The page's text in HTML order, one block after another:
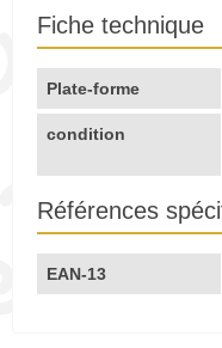
Fiche technique
Plate-forme
condition
Références
EAN-13